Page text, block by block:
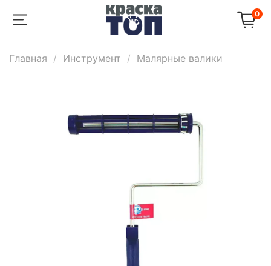
0
Главная Инструмент Малярные валики